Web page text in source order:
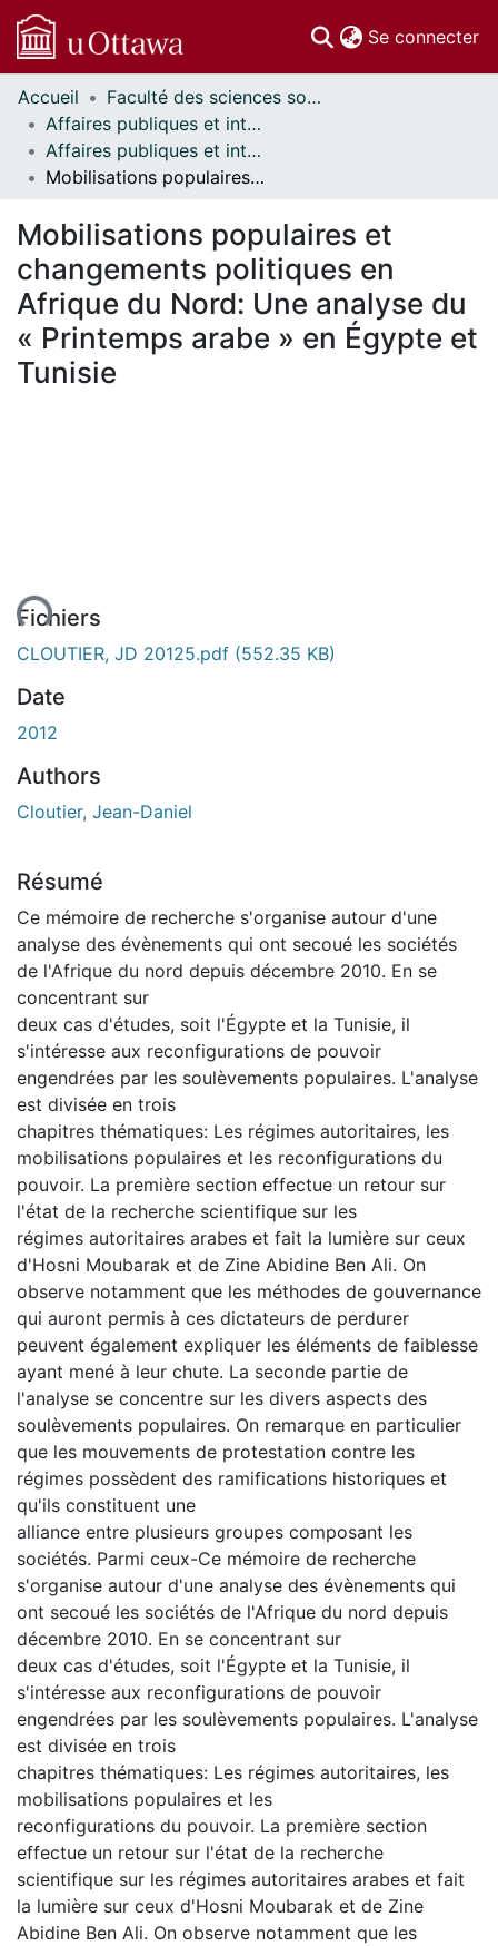
Se connecter
Communautés
et collections
Parcourir
Statistiques
À propos
Accueil
Faculté des sciences sociales // Faculty of Social Sciences
Affaires publiques et internationales // Public and International Affairs
Affaires publiques et internationales - Mémoires // Public and International Affairs - Research Papers
Mobilisations populaires et changements politiques en Afrique du Nord: Une analyse du « Printemps arabe » en Égypte et Tunisie
Mobilisations populaires et
changements politiques en
Afrique du Nord: Une analyse du
« Printemps arabe » en Égypte et
Tunisie
Fichiers
CLOUTIER, JD 20125.pdf (552.35 KB)
Date
2012
Authors
Cloutier, Jean-Daniel
Résumé
Ce mémoire de recherche s'organise autour d'une
analyse des évènements qui ont secoué les sociétés
de l'Afrique du nord depuis décembre 2010. En se
concentrant sur
deux cas d'études, soit l'Égypte et la Tunisie, il
s'intéresse aux reconfigurations de pouvoir
engendrées par les soulèvements populaires. L'analyse
est divisée en trois
chapitres thématiques: Les régimes autoritaires, les
mobilisations populaires et les reconfigurations du
pouvoir. La première section effectue un retour sur
l'état de la recherche scientifique sur les
régimes autoritaires arabes et fait la lumière sur ceux
d'Hosni Moubarak et de Zine Abidine Ben Ali. On
observe notamment que les méthodes de gouvernance
qui auront permis à ces dictateurs de perdurer
peuvent également expliquer les éléments de faiblesse
ayant mené à leur chute. La seconde partie de
l'analyse se concentre sur les divers aspects des
soulèvements populaires. On remarque en particulier
que les mouvements de protestation contre les
régimes possèdent des ramifications historiques et
qu'ils constituent une
alliance entre plusieurs groupes composant les
sociétés. Parmi ceux-Ce mémoire de recherche
s'organise autour d'une analyse des évènements qui
ont secoué les sociétés de l'Afrique du nord depuis
décembre 2010. En se concentrant sur
deux cas d'études, soit l'Égypte et la Tunisie, il
s'intéresse aux reconfigurations de pouvoir
engendrées par les soulèvements populaires. L'analyse
est divisée en trois
chapitres thématiques: Les régimes autoritaires, les
mobilisations populaires et les
reconfigurations du pouvoir. La première section
effectue un retour sur l'état de la recherche
scientifique sur les régimes autoritaires arabes et fait
la lumière sur ceux d'Hosni Moubarak et de Zine
Abidine Ben Ali. On observe notamment que les